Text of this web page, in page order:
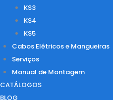
KS3
KS4
KS5
Cabos Elétricos e Mangueiras
Serviços
Manual de Montagem
CATÁLOGOS
BLOG